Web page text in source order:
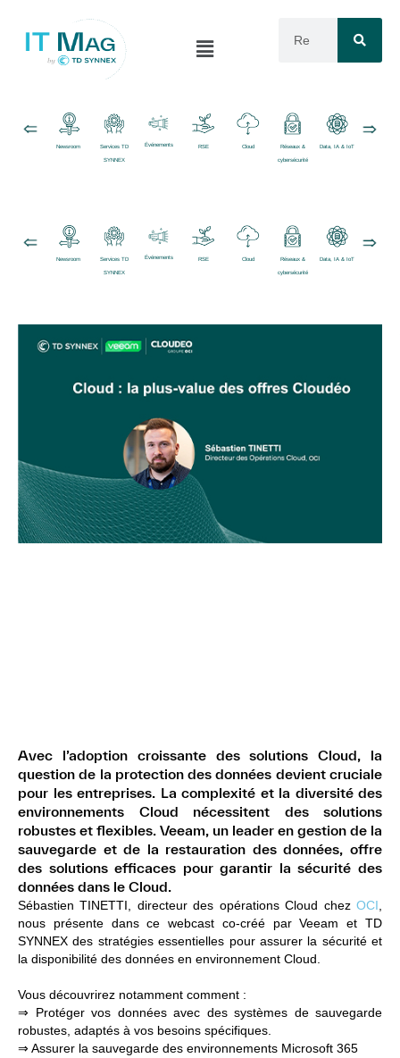
Newsroom Services TD
SYNNEX
Événements RSE Cloud Réseaux &
cybersécurité
Data, IA & IoT
Newsroom Services TD
SYNNEX
Événements RSE Cloud Réseaux &
cybersécurité
Data, IA & IoT
Avec l’adoption croissante des solutions Cloud, la
question de la protection des données devient cruciale
pour les entreprises. La complexité et la diversité des
environnements Cloud nécessitent des solutions
robustes et flexibles. Veeam, un leader en gestion de la
sauvegarde et de la restauration des données, offre
des solutions efficaces pour garantir la sécurité des
données dans le Cloud.
Sébastien TINETTI, directeur des opérations Cloud chez OCI
nous présente dans ce webcast co-créé par Veeam et TD
SYNNEX des stratégies essentielles pour assurer la sécurité et
la disponibilité des données en environnement Cloud.
Vous découvrirez notamment comment :
⇒ Protéger vos données avec des systèmes de sauvegarde
robustes, adaptés à vos besoins spécifiques.
⇒ Assurer la sauvegarde des environnements Microsoft 365